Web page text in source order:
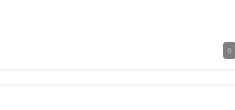
0